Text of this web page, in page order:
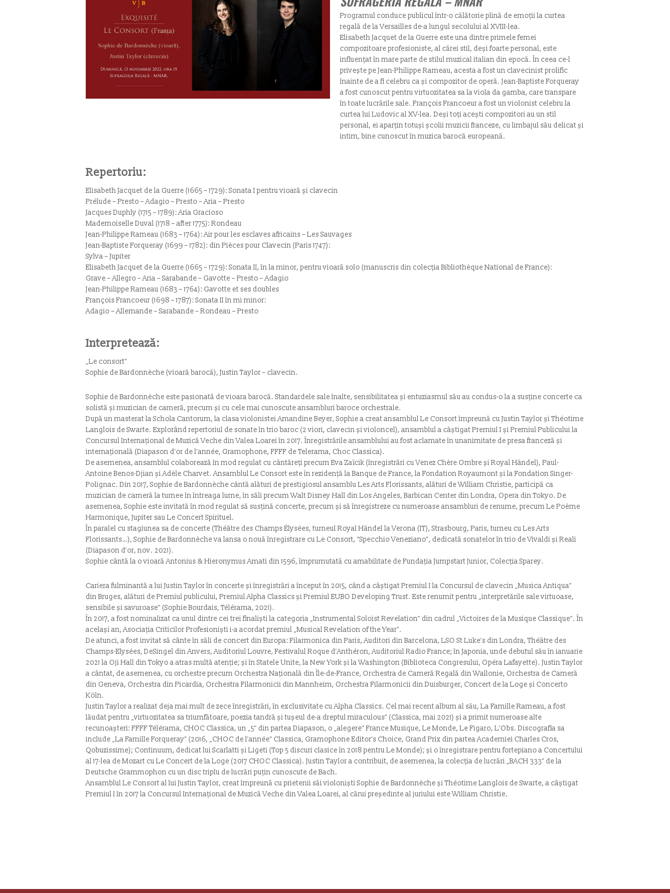
Programul conduce publicul într-o călătorie plină de emoții la curtea
regală de la Versailles de-a lungul secolului al XVIII-lea.
Elisabeth Jacquet de la Guerre este una dintre primele femei
compozitoare profesioniste, al cărei stil, deși foarte personal, este
influențat în mare parte de stilul muzical italian din epocă. În ceea ce-l
privește pe Jean-Philippe Rameau, acesta a fost un clavecinist prolific
înainte de a fi celebru ca și compozitor de operă. Jean-Baptiste Forqueray
a fost cunoscut pentru virtuozitatea sa la viola da gamba, care transpare
în toate lucrările sale. François Francoeur a fost un violonist celebru la
curtea lui Ludovic al XV-lea. Deși toți acești compozitori au un stil
personal, ei aparțin totuși școlii muzicii franceze, cu limbajul său delicat și
intim, bine cunoscut în muzica barocă europeană.
Repertoriu:
Elisabeth Jacquet de la Guerre (1665 – 1729): Sonata I pentru vioară și clavecin
Prélude – Presto – Adagio – Presto – Aria – Presto
Jacques Duphly (1715 – 1789): Aria Gracioso
Mademoiselle Duval (1718 – after 1775): Rondeau
Jean-Philippe Rameau (1683 – 1764): Air pour les esclaves africains – Les Sauvages
Jean-Baptiste Forqueray (1699 – 1782): din Pièces pour Clavecin (Paris 1747):
Sylva – Jupiter
Elisabeth Jacquet de la Guerre (1665 – 1729): Sonata II, în la minor, pentru vioară solo (manuscris din colecția Bibliothèque National de France):
Grave – Allegro – Aria – Sarabande – Gavotte – Presto – Adagio
Jean-Philippe Rameau (1683 – 1764): Gavotte et ses doubles
François Francoeur (1698 – 1787): Sonata II în mi minor:
Adagio – Allemande – Sarabande – Rondeau – Presto
Interpretează:
„Le consort”
Sophie de Bardonnèche (vioară barocă), Justin Taylor – clavecin.
Sophie de Bardonnèche este pasionată de vioara barocă. Standardele sale înalte, sensibilitatea și entuziasmul său au condus-o la a susține concerte ca
solistă și muzician de cameră, precum și cu cele mai cunoscute ansambluri baroce orchestrale.
După un masterat la Schola Cantorum, la clasa violonistei Amandine Beyer, Sophie a creat ansamblul Le Consort împreună cu Justin Taylor și Théotime
Langlois de Swarte. Explorând repertoriul de sonate în trio baroc (2 viori, clavecin și violoncel), ansamblul a câștigat Premiul I și Premiul Publicului la
Concursul Internațional de Muzică Veche din Valea Loarei în 2017. Înregistrările ansamblului au fost aclamate în unanimitate de presa franceză și
internațională (Diapason d’or de l’année, Gramophone, FFFF de Telerama, Choc Classica).
De asemenea, ansamblul colaborează în mod regulat cu cântăreți precum Eva Zaïcik (înregistrări cu Venez Chère Ombre și Royal Händel), Paul-
Antoine Benos-Djian și Adèle Charvet. Ansamblul Le Consort este în rezidență la Banque de France, la Fondation Royaumont și la Fondation Singer-
Polignac. Din 2017, Sophie de Bardonnèche cântă alături de prestigiosul ansamblu Les Arts Florissants, alături de William Christie, participă ca
muzician de cameră la turnee în întreaga lume, în săli precum Walt Disney Hall din Los Angeles, Barbican Center din Londra, Opera din Tokyo. De
asemenea, Sophie este invitată în mod regulat să susțină concerte, precum și să înregistreze cu numeroase ansambluri de renume, precum Le Poème
Harmonique, Jupiter sau Le Concert Spirituel.
În paralel cu stagiunea sa de concerte (Théâtre des Champs Élysées, turneul Royal Händel la Verona (IT), Strasbourg, Paris, turneu cu Les Arts
Florissants…), Sophie de Bardonnèche va lansa o nouă înregistrare cu Le Consort, ”Specchio Veneziano”, dedicată sonatelor în trio de Vivaldi și Reali
(Diapason d’or, nov. 2021).
Sophie cântă la o vioară Antonius & Hieronymus Amati din 1596, împrumutată cu amabilitate de Fundația Jumpstart Junior, Colecția Sparey.
Cariera fulminantă a lui Justin Taylor în concerte și înregistrări a început în 2015, când a câștigat Premiul I la Concursul de clavecin „Musica Antiqua”
din Bruges, alături de Premiul publicului, Premiul Alpha Classics și Premiul EUBO Developing Trust. Este renumit pentru „interpretările sale virtuoase,
sensibile și savuroase” (Sophie Bourdais, Télérama, 2021).
În 2017, a fost nominalizat ca unul dintre cei trei finaliști la categoria „Instrumental Soloist Revelation” din cadrul „Victoires de la Musique Classique”. În
același an, Asociația Criticilor Profesioniști i-a acordat premiul „Musical Revelation of the Year”.
De atunci, a fost invitat să cânte în săli de concert din Europa: Filarmonica din Paris, Auditori din Barcelona, LSO St Luke’s din Londra, Théâtre des
Champs-Elysées, DeSingel din Anvers, Auditoriul Louvre, Festivalul Roque d’Anthéron, Auditoriul Radio France; în Japonia, unde debutul său în ianuarie
2021 la Oji Hall din Tokyo a atras multă atenție; și în Statele Unite, la New York și la Washington (Biblioteca Congresului, Opéra Lafayette). Justin Taylor
a cântat, de asemenea, cu orchestre precum Orchestra Națională din Île-de-France, Orchestra de Cameră Regală din Wallonie, Orchestra de Cameră
din Geneva, Orchestra din Picardia, Orchestra Filarmonicii din Mannheim, Orchestra Filarmonicii din Duisburger, Concert de la Loge și Concerto
Köln.
Justin Taylor a realizat deja mai mult de zece înregistrări, în exclusivitate cu Alpha Classics. Cel mai recent album al său, La Famille Rameau, a fost
lăudat pentru „virtuozitatea sa triumfătoare, poezia tandră și tușeul de-a dreptul miraculous” (Classica, mai 2021) și a primit numeroase alte
recunoașteri: FFFF Télérama, CHOC Classica, un „5” din partea Diapason, o „alegere” France Musique, Le Monde, Le Figaro, L’Obs. Discografia sa
include „La Famille Forqueray” (2016, „CHOC de l’année” Classica, Gramophone Editor’s Choice, Grand Prix din partea Academiei Charles Cros,
Qobuzissime); Continuum, dedicat lui Scarlatti și Ligeti (Top 5 discuri clasice în 2018 pentru Le Monde); și o înregistrare pentru fortepiano a Concertului
al 17-lea de Mozart cu Le Concert de la Loge (2017 CHOC Classica). Justin Taylor a contribuit, de asemenea, la colecția de lucrări „BACH 333” de la
Deutsche Grammophon cu un disc triplu de lucrări puțin cunoscute de Bach.
Ansamblul Le Consort al lui Justin Taylor, creat împreună cu prietenii săi violoniști Sophie de Bardonnèche și Théotime Langlois de Swarte, a câștigat
Premiul I în 2017 la Concursul Internațional de Muzică Veche din Valea Loarei, al cărui președinte al juriului este William Christie.